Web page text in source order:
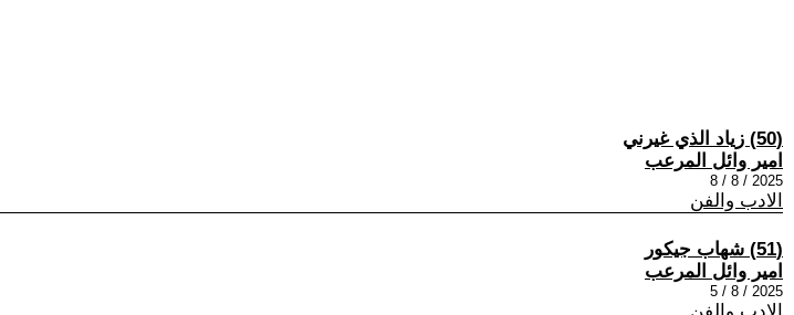
(50) زياد الذي غيرني
امير وائل المرعب
2025 / 8 / 8
الادب والفن
(51) شهاب جيكور
امير وائل المرعب
2025 / 8 / 5